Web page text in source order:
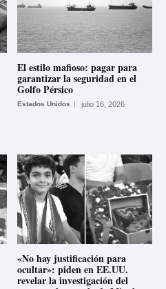
El estilo mafioso: pagar para
garantizar la seguridad en el
Golfo Pérsico
Estados Unidos julio 16, 2026
«No hay justificación para
ocultar»: piden en EE.UU.
revelar la investigación del